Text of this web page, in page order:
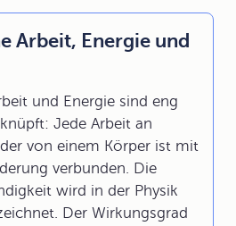
Arbeit, Energie und
und Energie sind eng
Jede Arbeit an
von einem Körper ist mit
verbunden. Die
wird in der Physik
Der Wirkungsgrad